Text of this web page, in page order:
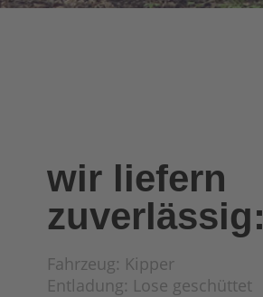
wir liefern
zuverlässig:
Fahrzeug: Kipper
Entladung: Lose geschüttet